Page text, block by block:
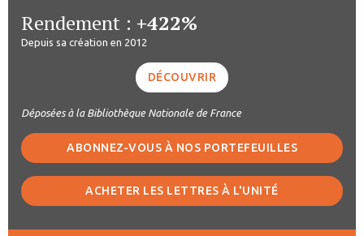
Rendement : +422%
Depuis sa création en 2012
DÉCOUVRIR
Déposées à la Bibliothèque Nationale de France
ABONNEZ-VOUS À NOS PORTEFEUILLES
ACHETER LES LETTRES À L'UNITÉ